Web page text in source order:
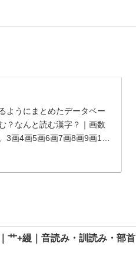
ようにまとめたデータベー
？なんと読む漢字？｜画数
3画4画5画6画7画8画9画10
艹+縵｜音読み・訓読み・部首